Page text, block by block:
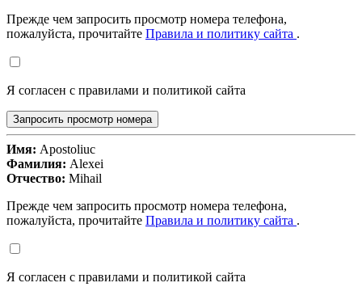
Прежде чем запросить просмотр номера телефона,
пожалуйста, прочитайте Правила и политику сайта .
Я согласен с правилами и политикой сайта
Запросить просмотр номера
Имя: Apostoliuc
Фамилия: Alexei
Отчество: Mihail
Прежде чем запросить просмотр номера телефона,
пожалуйста, прочитайте Правила и политику сайта .
Я согласен с правилами и политикой сайта